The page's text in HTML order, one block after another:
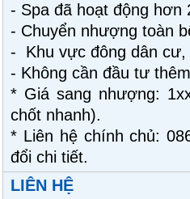
- Spa đã hoạt động hơn
- Chuyển nhượng toàn
- Khu vực đông dân cư,
- Không cần đầu tư
* Giá sang nhượng:
chốt nhanh).
* Liên hệ chính chủ:
đổi chi tiết.
LIÊN HỆ